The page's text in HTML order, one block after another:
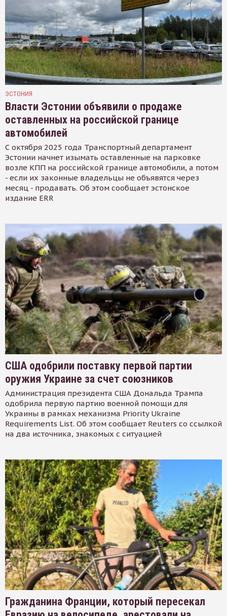
ЭСТОНИЯ
Власти Эстонии объявили о продаже
оставленных на российской границе
автомобилей
С октября 2025 года Транспортный департамент
Эстонии начнет изымать оставленные на парковке
возле КПП на российской границе автомобили, а потом
- если их законные владельцы не объявятся через
месяц - продавать. Об этом сообщает эстонское
издание ERR
США одобрили поставку первой партии
оружия Украине за счет союзников
Администрация президента США Дональда Трампа
одобрила первую партию военной помощи для
Украины в рамках механизма Priority Ukraine
Requirements List. Об этом сообщает Reuters со ссылкой
на два источника, знакомых с ситуацией
Гражданина Франции, который пересекал